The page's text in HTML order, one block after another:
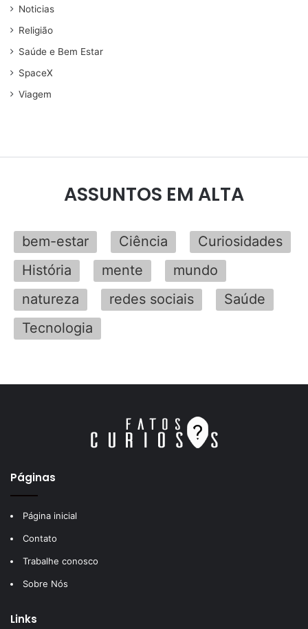
Noticias
Religião
Saúde e Bem Estar
SpaceX
Viagem
ASSUNTOS EM ALTA
bem-estar Ciência
Curiosidades
História
mente
mundo
natureza
redes sociais
Saúde
Tecnologia
Páginas
Página inicial
Contato
Trabalhe conosco
Sobre Nós
Links